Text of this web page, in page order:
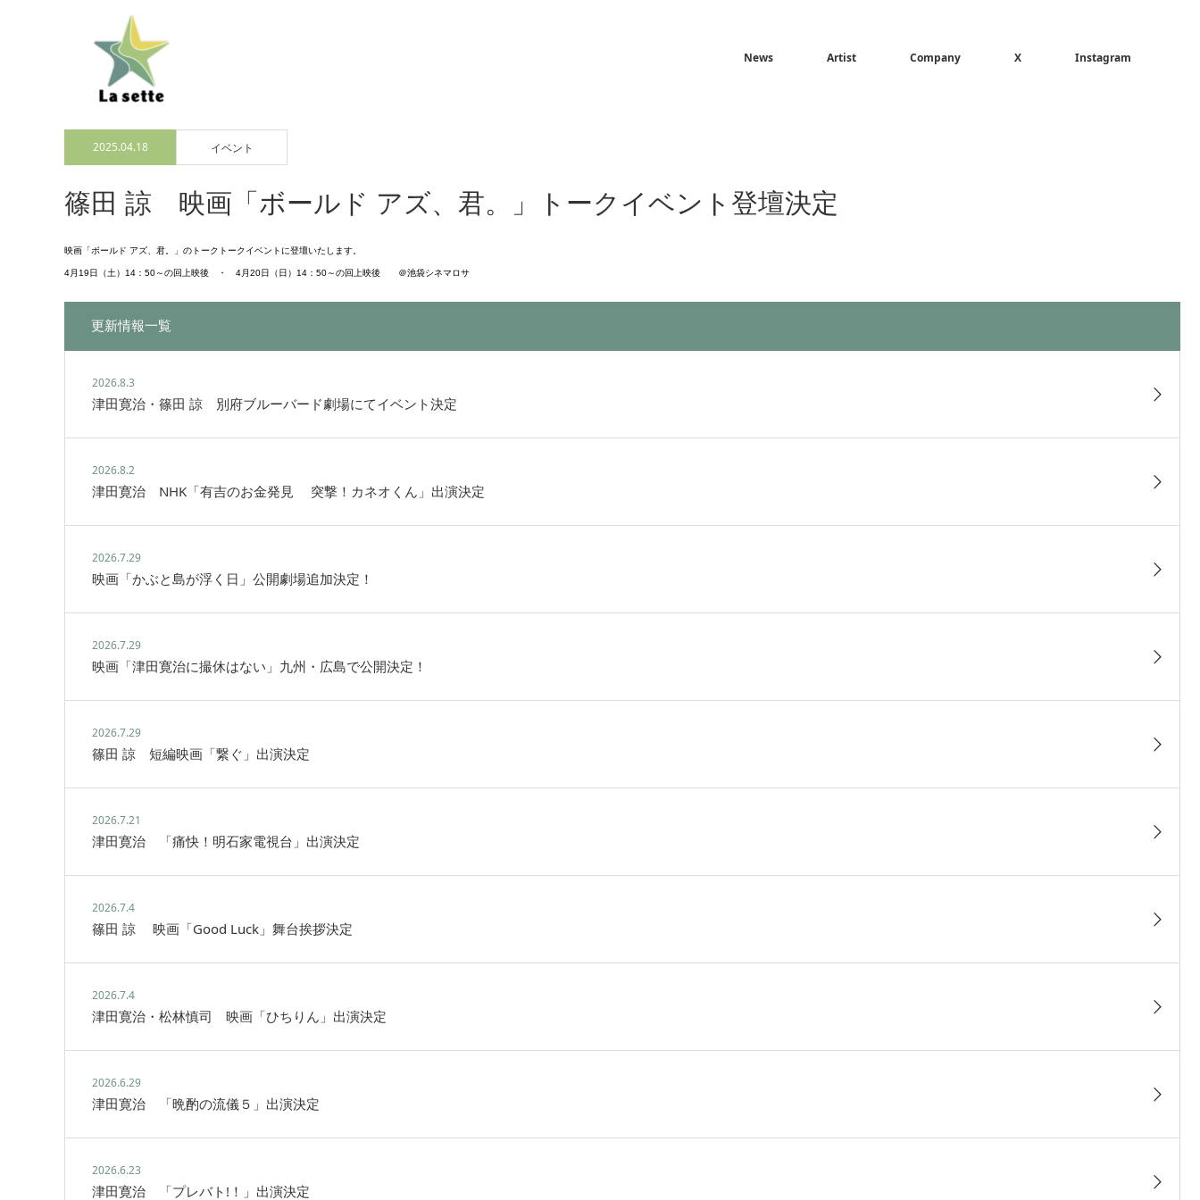
News Artist Company X Instagram
2025.04.18 イベント
篠田 諒 映画「ボールド アズ、君。」トークイベント登壇決定
映画「ボールド アズ、君。」のトークトークイベントに登壇いたします。
4月19日（土）14：50～の回上映後 ・ 4月20日（日）14：50～の回上映後 ＠池袋シネマロサ
更新情報一覧
2026.8.3
津田寛治・篠田 諒 別府ブルーバード劇場にてイベント決定
2026.8.2
津田寛治 NHK「有吉のお金発見 突撃！カネオくん」出演決定
2026.7.29
映画「かぶと島が浮く日」公開劇場追加決定！
2026.7.29
映画「津田寛治に撮休はない」九州・広島で公開決定！
2026.7.29
篠田 諒 短編映画「繋ぐ」出演決定
2026.7.21
津田寛治 「痛快！明石家電視台」出演決定
2026.7.4
篠田 諒 映画「Good Luck」舞台挨拶決定
2026.7.4
津田寛治・松林慎司 映画「ひちりん」出演決定
2026.6.29
津田寛治 「晩酌の流儀５」出演決定
2026.6.23
津田寛治 「プレバト!！」出演決定